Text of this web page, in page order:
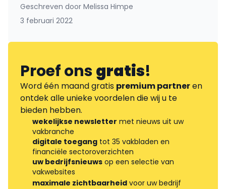
Geschreven door Melissa Himpe
3 februari 2022
Proef onsgratis!
Word één maand gratis premium partneren
ontdek alle unieke voordelen die wij u te
bieden hebben.
wekelijkse newsletter met nieuws uit uw
vakbranche
digitale toegang tot 35 vakbladen en
financiële sectoroverzichten
uw bedrijfsnieuws op een selectie van
vakwebsites
maximale zichtbaarheid voor uw bedrijf